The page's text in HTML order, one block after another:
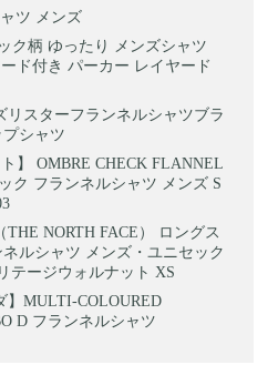
ツ メンズ
ク柄 ゆったり メンズシャツ
ド付き パーカー レイヤード
リスターフランネルシャツブラ
シャツ
ト】 OMBRE CHECK FLANNEL
ク フランネルシャツ メンズ S
NORTH FACE） ロングス
ルシャツ メンズ・ユニセック
テージウォルナット XS
】MULTI-COLOURED
D フランネルシャツ